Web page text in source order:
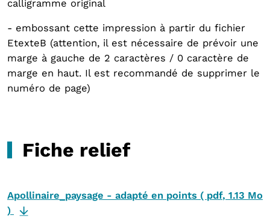
calligramme original
- embossant cette impression à partir du fichier
EtexteB (attention, il est nécessaire de prévoir une
marge à gauche de 2 caractères / 0 caractère de
marge en haut. Il est recommandé de supprimer le
numéro de page)
Fiche relief
Apollinaire_paysage - adapté en points ( pdf, 1.13 Mo
)